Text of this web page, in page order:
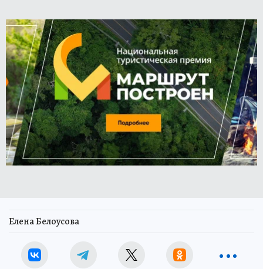
Елена Белоусова